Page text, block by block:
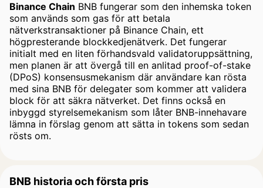
Binance Chain BNB fungerar som den inhemska token
som används som gas för att betala
nätverkstransaktioner på Binance Chain, ett
högpresterande blockkedjenätverk. Det fungerar
initialt med en liten förhandsvald validatoruppsättning,
men planen är att övergå till en anlitad proof-of-stake
(DPoS) konsensusmekanism där användare kan rösta
med sina BNB för delegater som kommer att validera
block för att säkra nätverket. Det finns också en
inbyggd styrelsemekanism som låter BNB-innehavare
lämna in förslag genom att sätta in tokens som sedan
rösts om.
BNB historia och första pris